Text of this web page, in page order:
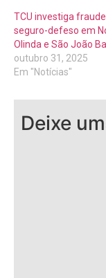
TCU investiga
seguro-defeso em
Olinda e São João
outubro 31, 2025
Em "Notícias"
Deixe